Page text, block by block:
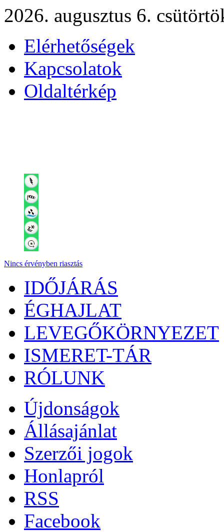
2026. augusztus 6.
Elérhetőségek
Kapcsolatok
Oldaltérkép
Nincs érvényben riasztás
IDŐJÁRÁS
ÉGHAJLAT
LEVEGŐKÖRNYEZET
ISMERET-TÁR
RÓLUNK
Újdonságok
Állásajánlat
Szerzői jogok
Honlapról
RSS
Facebook